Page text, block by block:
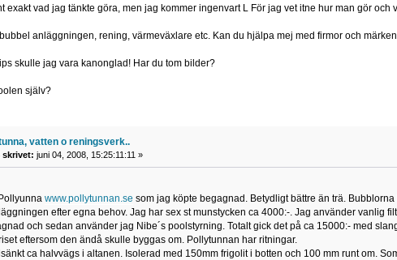
exakt vad jag tänkte göra, men jag kommer ingenvart L För jag vet itne hur man gör och
anläggningen, rening, värmeväxlare etc. Kan du hjälpa mej med firmor och
skulle jag vara kanonglad! Har du tom bilder?
själv?
vatten o reningsverk..
skrivet: juni 04, 2008, 15:25:11:11 »
www.pollytunnan.se som jag köpte begagnad. Betydligt bättre än trä.
efter egna behov. Jag har sex st munstycken ca 4000:-. Jag använder vanlig
och sedan använder jag Nibe´s poolstyrning. Totalt gick det på ca 15000:- med
eftersom den ändå skulle byggas om. Pollytunnan har ritningar.
ca halvvägs i altanen. Isolerad med 150mm frigolit i botten och 100 mm runt om.